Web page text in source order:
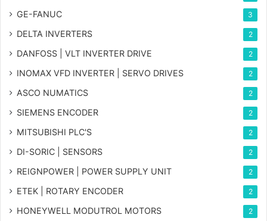
GE-FANUC 3
DELTA INVERTERS 2
DANFOSS | VLT INVERTER DRIVE 2
INOMAX VFD INVERTER | SERVO DRIVES 2
ASCO NUMATICS 2
SIEMENS ENCODER 2
MITSUBISHI PLC'S 2
DI-SORIC | SENSORS 2
REIGNPOWER | POWER SUPPLY UNIT 2
ETEK | ROTARY ENCODER 2
HONEYWELL MODUTROL MOTORS 2